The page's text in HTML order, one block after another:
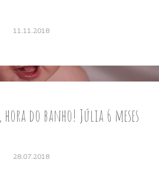
11.11.2018
do banho! Júlia 6 meses
28.07.2018